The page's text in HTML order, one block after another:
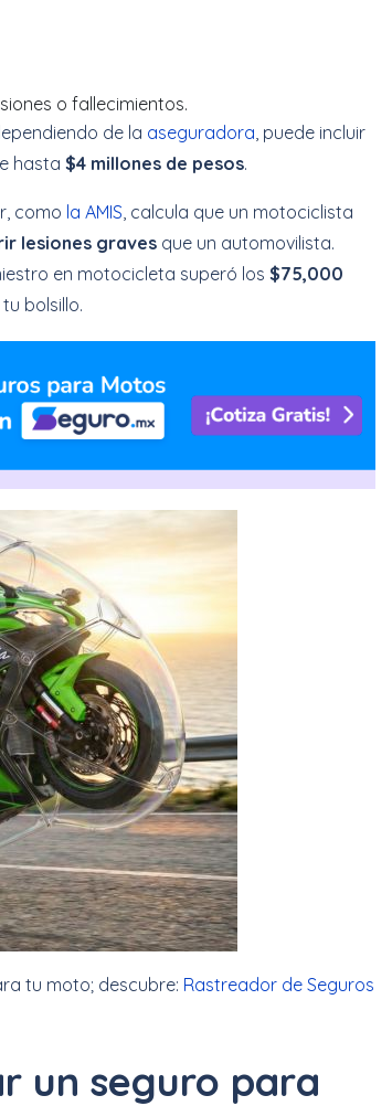
o fallecimientos.
de la aseguradora, puede incluir
hasta $4 millones de pesos.
como la AMIS, calcula que un motociclista
lesiones graves que un automovilista.
en motocicleta superó los $75,000
bolsillo.
tu moto; descubre: Rastreador de Seguros
un seguro para